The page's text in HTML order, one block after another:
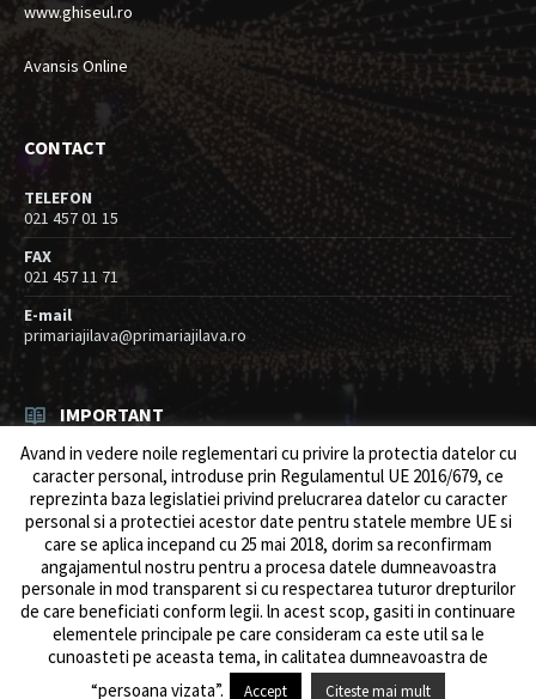
www.ghiseul.ro
Avansis Online
CONTACT
TELEFON
021 457 01 15
FAX
021 457 11 71
E-mail
primariajilava@primariajilava.ro
IMPORTANT
Rezultat concurs expert – proba scrisa
06/08/2026 inResurse umane / Achizitii
Anunt concurs
05/08/2026 Resurse umane / Achizitii
© 2026 Primăria Comunei Jilava. Dev byows.ro
Avand in vedere noile reglementari cu privire la protectia datelor cu
caracter personal, introduse prin Regulamentul UE 2016/679, ce
reprezinta baza legislatiei privind prelucrarea datelor cu caracter
personal si a protectiei acestor date pentru statele membre UE si
care se aplica incepand cu 25 mai 2018, dorim sa reconfirmam
angajamentul nostru pentru a procesa datele dumneavoastra
personale in mod transparent si cu respectarea tuturor drepturilor
de care beneficiati conform legii. ln acest scop, gasiti in continuare
elementele principale pe care consideram ca este util sa le
cunoasteti pe aceasta tema, in calitatea dumneavoastra de
“persoana vizata”.
Accept Citeste mai mult